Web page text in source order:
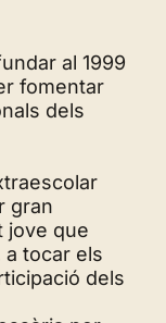
al 1999
fomentar
dels
gran
jove que
tocar els
dels